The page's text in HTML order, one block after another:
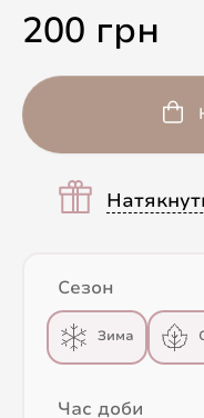
200 грн
Сезон
Зима
Час доби